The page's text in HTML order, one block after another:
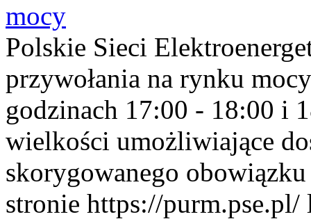
mocy
Polskie Sieci
przywołania na rynku
godzinach 17:00 - 18:00 i
wielkości umożliwiające
skorygowanego
stronie https://